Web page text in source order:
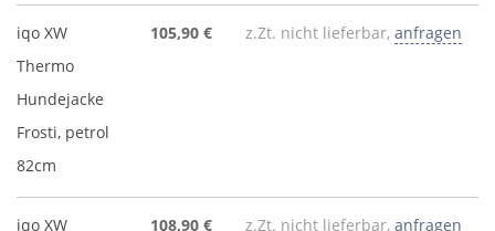
iqo XW
Thermo
Hundejacke
Frosti, petrol
82cm
105,90 € z.Zt. nicht lieferbar, anfragen
iqo XW
108,90 € z.Zt. nicht lieferbar, anfragen